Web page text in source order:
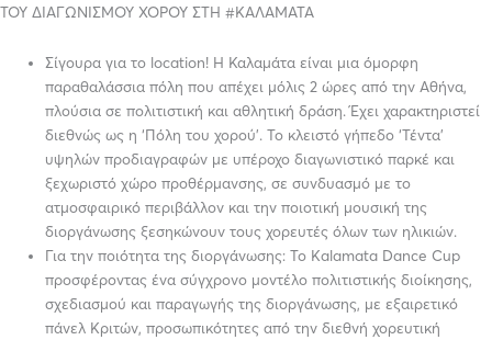
ΤΟΥ ΔΙΑΓΩΝΙΣΜΟΥ ΧΟΡΟΥ ΣΤΗ #ΚΑΛΑΜΑΤΑ
Σίγουρα για το location! Η Καλαμάτα είναι μια όμορφη
παραθαλάσσια πόλη που απέχει μόλις 2 ώρες από την Αθήνα,
πλούσια σε πολιτιστική και αθλητική δράση. Έχει χαρακτηριστεί
διεθνώς ως η ‘Πόλη του χορού’. Το κλειστό γήπεδο ‘Τέντα’
υψηλών προδιαγραφών με υπέροχο διαγωνιστικό παρκέ και
ξεχωριστό χώρο προθέρμανσης, σε συνδυασμό με το
ατμοσφαιρικό περιβάλλον και την ποιοτική μουσική της
διοργάνωσης ξεσηκώνουν τους χορευτές όλων των ηλικιών.
Για την ποιότητα της διοργάνωσης: Το Kalamata Dance Cup
προσφέροντας ένα σύγχρονο μοντέλο πολιτιστικής διοίκησης,
σχεδιασμού και παραγωγής της διοργάνωσης, με εξαιρετικό
πάνελ Κριτών, προσωπικότητες από την διεθνή χορευτική